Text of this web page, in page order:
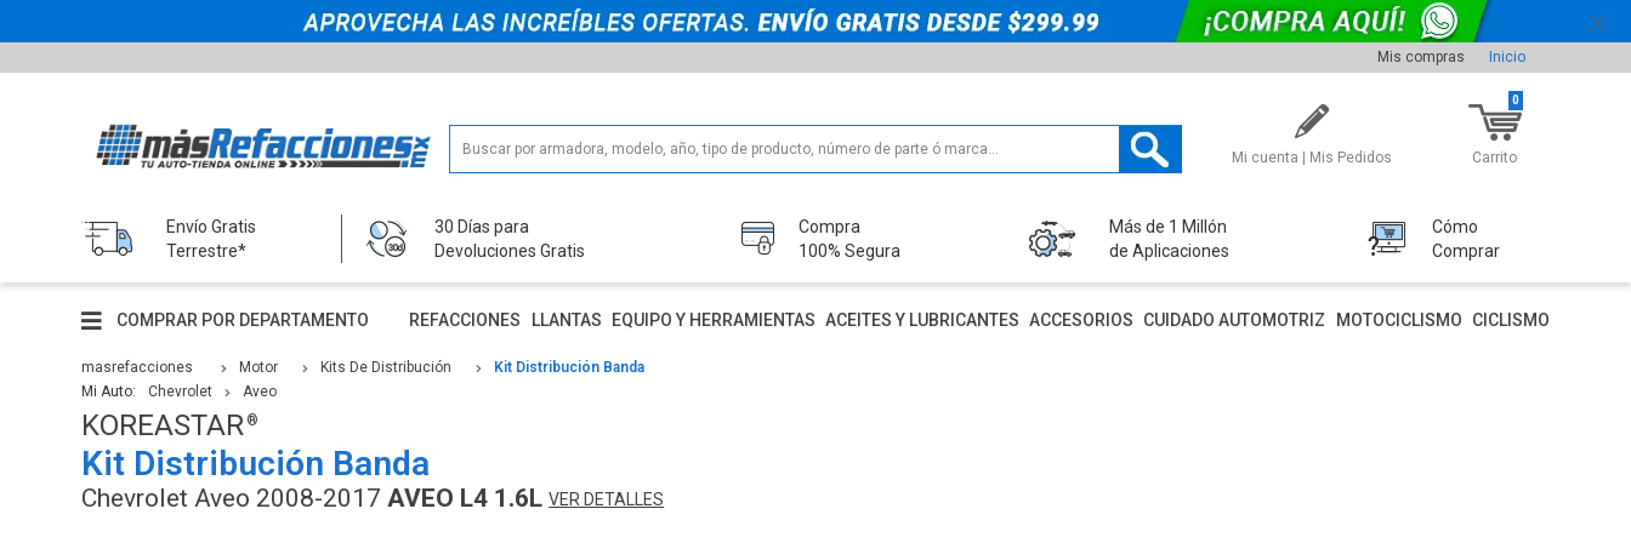
Mis compras Inicio
Mi cuenta | Mis Pedidos Carrito
0
Envío Gratis
Terrestre*
30 Días para
Devoluciones Gratis
Compra
100% Segura
Más de 1 Millón
de Aplicaciones
Cómo
Comprar
COMPRAR POR DEPARTAMENTO REFACCIONES LLANTAS EQUIPO Y HERRAMIENTAS ACEITES Y LUBRICANTES ACCESORIOS CUIDADO AUTOMOTRIZ MOTOCICLISMO CICLISMO
masrefacciones Motor Kits De Distribución
Kit Distribución Banda
Mi Auto:
Chevrolet Aveo
KOREASTAR
Kit Distribución Banda
Chevrolet Aveo 2008-2017 AVEO L4 1.6L VER DETALLES